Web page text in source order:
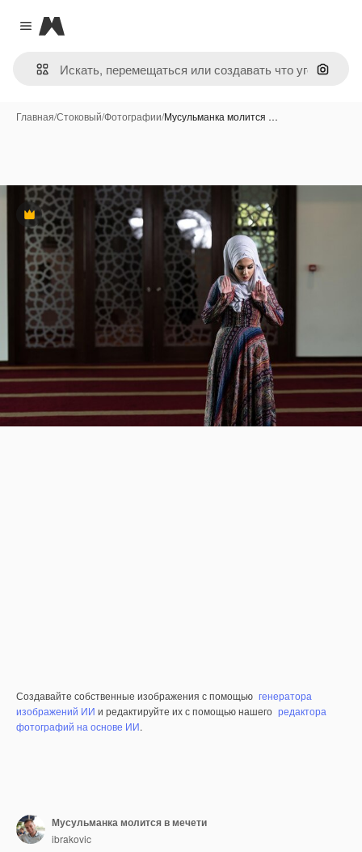
Close menu
Magnific
Поиск
Главная/Стоковый/Фотографии/Мусульманка молится …
Премиум
Создавайте собственные изображения с помощью генератора
изображений ИИ и редактируйте их с помощью нашего редактора
фотографий на основе ИИ.
Мусульманка молится в мечети
ibrakovic